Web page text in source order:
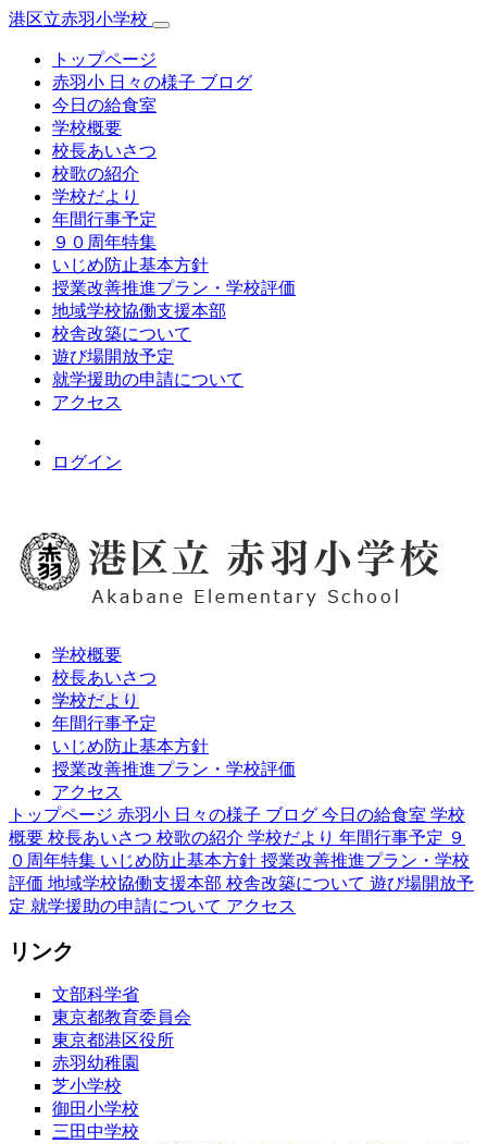
港区立赤羽小学校
トップページ
赤羽小 日々の様子 ブログ
今日の給食室
学校概要
校長あいさつ
校歌の紹介
学校だより
年間行事予定
９０周年特集
いじめ防止基本方針
授業改善推進プラン・学校評価
地域学校協働支援本部
校舎改築について
遊び場開放予定
就学援助の申請について
アクセス
ログイン
学校概要
校長あいさつ
学校だより
年間行事予定
いじめ防止基本方針
授業改善推進プラン・学校評価
アクセス
トップページ 赤羽小 日々の様子 ブログ 今日の給食室 学校
概要 校長あいさつ 校歌の紹介 学校だより 年間行事予定 ９
０周年特集 いじめ防止基本方針 授業改善推進プラン・学校
評価 地域学校協働支援本部 校舎改築について 遊び場開放予
定 就学援助の申請について アクセス
リンク
文部科学省
東京都教育委員会
東京都港区役所
赤羽幼稚園
芝小学校
御田小学校
三田中学校